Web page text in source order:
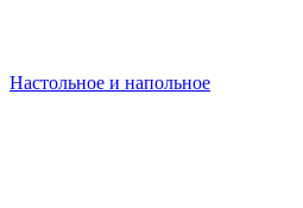
Настольное и напольное